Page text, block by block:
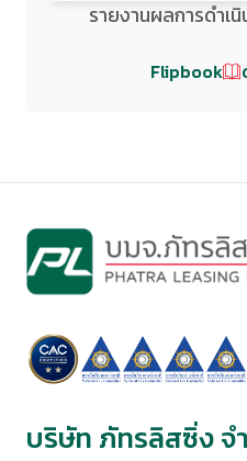
รายงานผลการดำเ
Flipbook
บริษัท ภัทรลิสซิ่ง จ